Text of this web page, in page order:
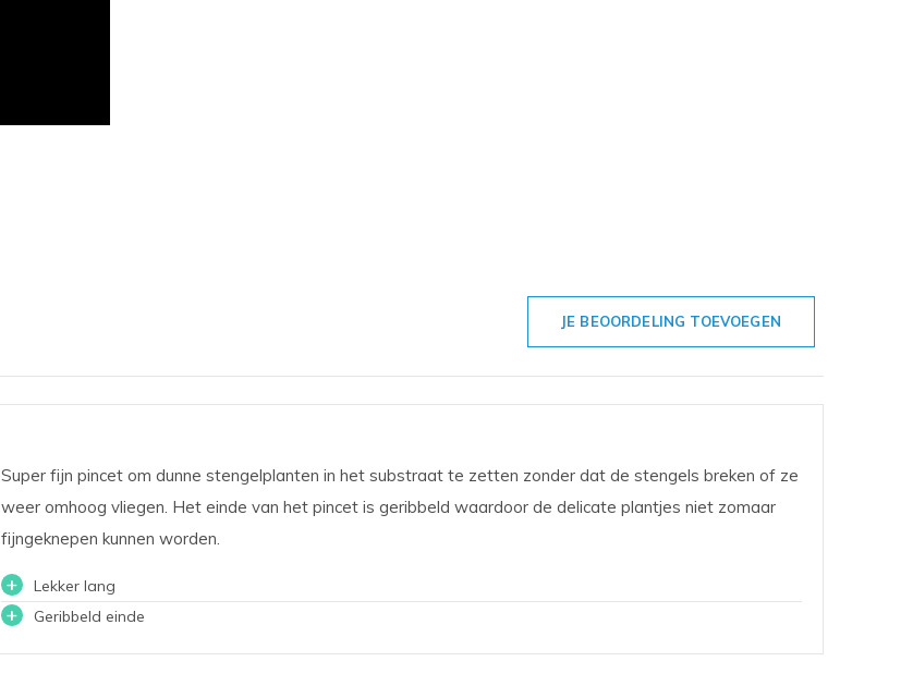
JE BEOORDELING TOEVOEGEN
Super fijn pincet om dunne stengelplanten in het substraat te zetten zonder dat de stengels breken of ze
weer omhoog vliegen. Het einde van het pincet is geribbeld waardoor de delicate plantjes niet zomaar
fijngeknepen kunnen worden.
+ Lekker lang
+ Geribbeld einde